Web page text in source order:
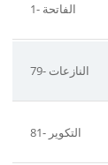
1- الفاتحة
79- النازعات
81- التكوير